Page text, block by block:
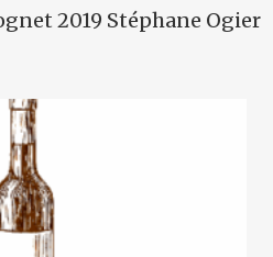
Au Panier
2019 Stéphane Ogier